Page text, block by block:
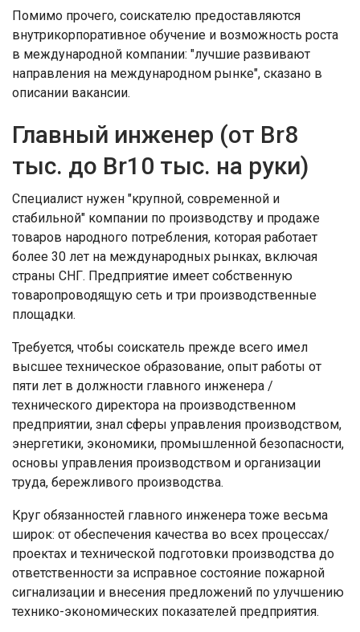
Помимо прочего, соискателю предоставляются
внутрикорпоративное обучение и возможность роста
в международной компании: "лучшие развивают
направления на международном рынке", сказано в
описании вакансии.
Главный инженер (от Br8
тыс. до Br10 тыс. на руки)
Специалист нужен "крупной, современной и
стабильной" компании по производству и продаже
товаров народного потребления, которая работает
более 30 лет на международных рынках, включая
страны СНГ. Предприятие имеет собственную
товаропроводящую сеть и три производственные
площадки.
Требуется, чтобы соискатель прежде всего имел
высшее техническое образование, опыт работы от
пяти лет в должности главного инженера /
технического директора на производственном
предприятии, знал сферы управления производством,
энергетики, экономики, промышленной безопасности,
основы управления производством и организации
труда, бережливого производства.
Круг обязанностей главного инженера тоже весьма
широк: от обеспечения качества во всех процессах/
проектах и технической подготовки производства до
ответственности за исправное состояние пожарной
сигнализации и внесения предложений по улучшению
технико-экономических показателей предприятия.